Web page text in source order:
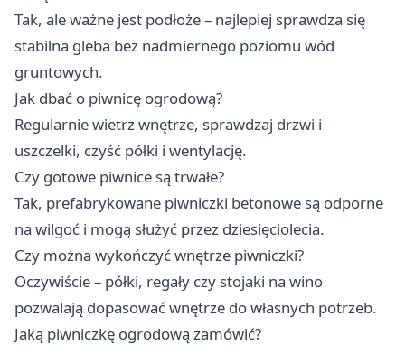
Tak, ale ważne jest podłoże – najlepiej sprawdza się
stabilna gleba bez nadmiernego poziomu wód
gruntowych.
Jak dbać o piwnicę ogrodową?
Regularnie wietrz wnętrze, sprawdzaj drzwi i
uszczelki, czyść półki i wentylację.
Czy gotowe piwnice są trwałe?
Tak, prefabrykowane piwniczki betonowe są odporne
na wilgoć i mogą służyć przez dziesięciolecia.
Czy można wykończyć wnętrze piwniczki?
Oczywiście – półki, regały czy stojaki na wino
pozwalają dopasować wnętrze do własnych potrzeb.
Jaką piwniczkę ogrodową zamówić?